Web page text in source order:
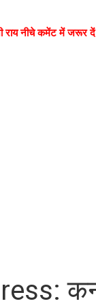
राय नीचे कमेंट में जरूर